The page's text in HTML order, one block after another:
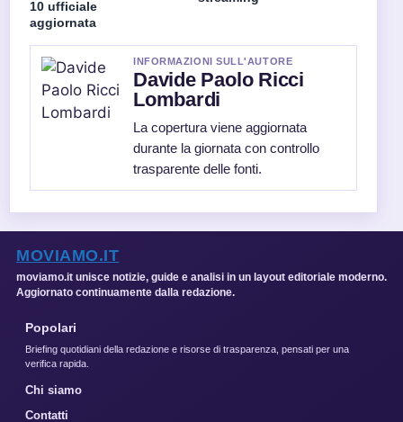
10 ufficiale
aggiornata
INFORMAZIONI SULL'AUTORE
Davide Paolo Ricci
Lombardi
La copertura viene aggiornata
durante la giornata con controllo
trasparente delle fonti.
MOVIAMO.IT
moviamo.it unisce notizie, guide e analisi in un layout editoriale moderno.
Aggiornato continuamente dalla redazione.
Popolari
Briefing quotidiani della redazione e risorse di trasparenza, pensati per una
verifica rapida.
Chi siamo
Contatti